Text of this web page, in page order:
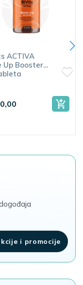
ACTIVA
Up Booster
i promocije